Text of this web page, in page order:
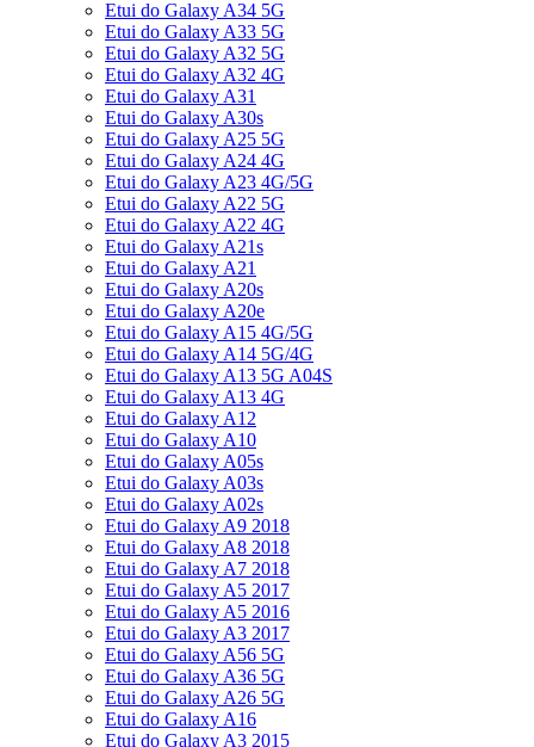
Etui do Galaxy A34 5G
Etui do Galaxy A33 5G
Etui do Galaxy A32 5G
Etui do Galaxy A32 4G
Etui do Galaxy A31
Etui do Galaxy A30s
Etui do Galaxy A25 5G
Etui do Galaxy A24 4G
Etui do Galaxy A23 4G/5G
Etui do Galaxy A22 5G
Etui do Galaxy A22 4G
Etui do Galaxy A21s
Etui do Galaxy A21
Etui do Galaxy A20s
Etui do Galaxy A20e
Etui do Galaxy A15 4G/5G
Etui do Galaxy A14 5G/4G
Etui do Galaxy A13 5G A04S
Etui do Galaxy A13 4G
Etui do Galaxy A12
Etui do Galaxy A10
Etui do Galaxy A05s
Etui do Galaxy A03s
Etui do Galaxy A02s
Etui do Galaxy A9 2018
Etui do Galaxy A8 2018
Etui do Galaxy A7 2018
Etui do Galaxy A5 2017
Etui do Galaxy A5 2016
Etui do Galaxy A3 2017
Etui do Galaxy A56 5G
Etui do Galaxy A36 5G
Etui do Galaxy A26 5G
Etui do Galaxy A16
Etui do Galaxy A3 2015